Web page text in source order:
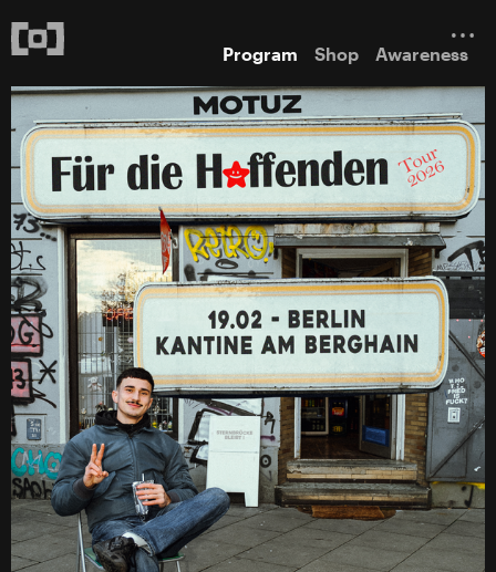
Program Shop Awareness